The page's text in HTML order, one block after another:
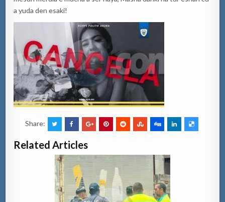
a yuda den esaki!
Share:
Related Articles